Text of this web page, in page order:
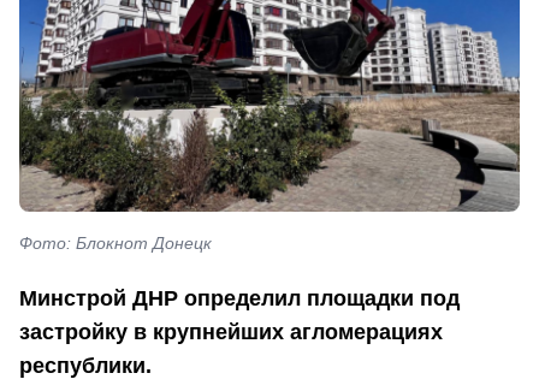
Фото: Блокнот Донецк
Минстрой ДНР определил площадки под
застройку в крупнейших агломерациях
республики.